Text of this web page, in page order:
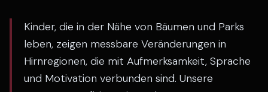
Kinder, die in der Nähe von Bäumen und Parks
leben, zeigen messbare Veränderungen in
Hirnregionen, die mit Aufmerksamkeit, Sprache
und Motivation verbunden sind. Unsere